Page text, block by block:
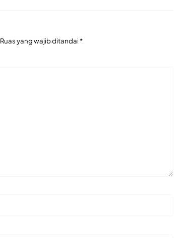
Ruas yang wajib ditandai*